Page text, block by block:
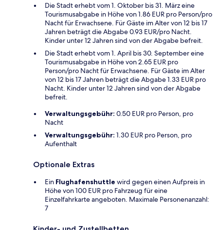
Die Stadt erhebt vom 1. Oktober bis 31. März eine
Tourismusabgabe in Höhe von 1.86 EUR pro Person/pro
Nacht für Erwachsene. Für Gäste im Alter von 12 bis 17
Jahren beträgt die Abgabe 0.93 EUR/pro Nacht.
Kinder unter 12 Jahren sind von der Abgabe befreit.
Die Stadt erhebt vom 1. April bis 30. September eine
Tourismusabgabe in Höhe von 2.65 EUR pro
Person/pro Nacht für Erwachsene. Für Gäste im Alter
von 12 bis 17 Jahren beträgt die Abgabe 1.33 EUR pro
Nacht. Kinder unter 12 Jahren sind von der Abgabe
befreit.
Verwaltungsgebühr: 0.50 EUR pro Person, pro
Nacht
Verwaltungsgebühr: 1.30 EUR pro Person, pro
Aufenthalt
Optionale Extras
Ein Flughafenshuttle wird gegen einen Aufpreis in
Höhe von 100 EUR pro Fahrzeug für eine
Einzelfahrkarte angeboten. Maximale Personenanzahl:
7